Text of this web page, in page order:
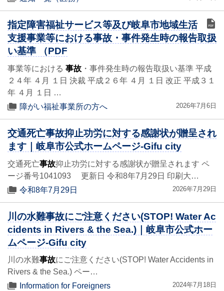
指定障害福祉サービス等及び岐阜市地域生活
支援事業等における事故・事件発生時の報告取扱
い基準 （PDF
事業等における 事故 ・事件発生時の報告取扱い基準 平成
２４年 ４月 １日 決裁 平成２６年 ４月 １日 改正 平成３１
年 ４月 １日 …
障がい福祉事業所の方へ
2026年7月6日
交通死亡事故抑止功労に対する感謝状が贈呈され
ます｜岐阜市公式ホームページ-Gifu city
交通死亡事故抑止功労に対する感謝状が贈呈されます ペ
ージ番号1041093 更新日 令和8年7月29日 印刷大…
令和8年7月29日
2026年7月29日
川の水難事故にご注意ください(STOP! Water Ac
cidents in Rivers & the Sea.)｜岐阜市公式ホー
ムページ-Gifu city
川の水難事故にご注意ください(STOP! Water Accidents in
Rivers & the Sea.) ペー…
Information for Foreigners
2024年7月18日